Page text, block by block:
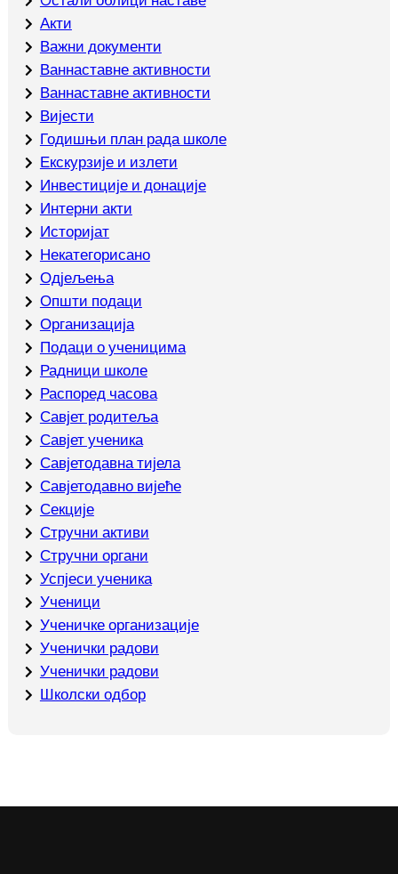
Акти
Важни документи
Ваннаставне активности
Ваннаставне активности
Вијести
Годишњи план рада школе
Екскурзије и излети
Инвестиције и донације
Интерни акти
Историјат
Некатегорисано
Одјељења
Општи подаци
Организација
Подаци о ученицима
Радници школе
Распоред часова
Савјет родитеља
Савјет ученика
Савјетодавна тијела
Савјетодавно вијеће
Секције
Стручни активи
Стручни органи
Успјеси ученика
Ученици
Ученичке организације
Ученички радови
Ученички радови
Школски одбор